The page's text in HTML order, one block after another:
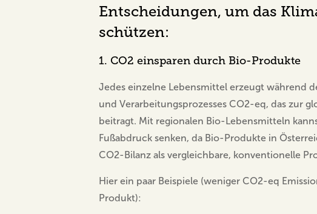
Entscheidungen, um das
schützen:
1. CO2 einsparen durch Bio-Produkte
Jedes einzelne Lebensmittel erzeugt während
und Verarbeitungsprozesses CO2-eq, das zur
beitragt. Mit regionalen Bio-Lebensmitteln
Fußabdruck senken, da Bio-Produkte in
CO2-Bilanz als vergleichbare, konventionelle
Hier ein paar Beispiele (weniger CO2-eq
Produkt):